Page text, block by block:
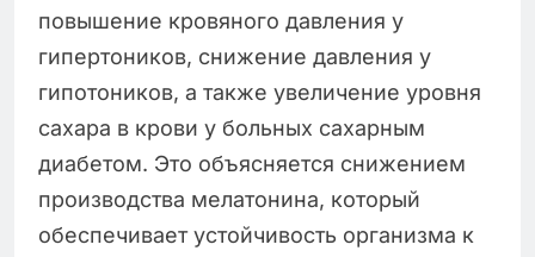
повышение кровяного давления у
гипертоников, снижение давления у
гипотоников, а также увеличение уровня
сахара в крови у больных сахарным
диабетом. Это объясняется снижением
производства мелатонина, который
обеспечивает устойчивость организма к